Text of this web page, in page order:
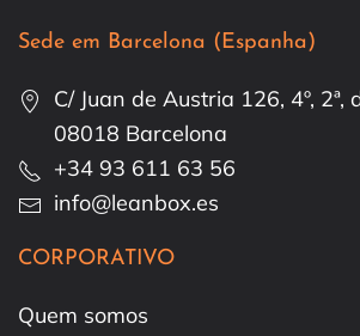
Sede em Barcelona (Espanha)
C/ Juan de Austria 126, 4º, 2ª,
08018 Barcelona
+34 93 611 63 56
info@leanbox.es
CORPORATIVO
Quem somos